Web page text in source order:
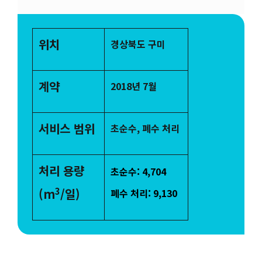
위치 경상북도 구미
계약 2018년 7월
서비스 범위 초순수, 폐수 처리
처리 용량
(m3/일)
초순수: 4,704
폐수 처리: 9,130